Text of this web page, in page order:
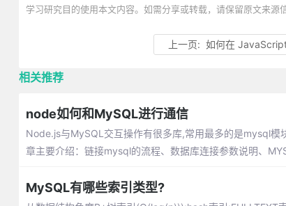
学习研究目的使用本文内容。如需分享或转载，请保留原文来源
上一页: 如何在
相关推荐
node如何和MySQL进行通信
Node.js与MySQL交互操作有很多库,常用最多的是mysql
章主要介绍：链接mysql的流程、数据库连接参数说明、
MySQL有哪些索引类型?